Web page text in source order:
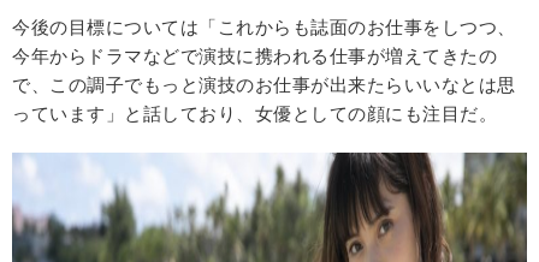
今後の目標については「これからも誌面のお仕事をしつつ、
今年からドラマなどで演技に携われる仕事が増えてきたの
で、この調子でもっと演技のお仕事が出来たらいいなとは思
っています」と話しており、女優としての顔にも注目だ。